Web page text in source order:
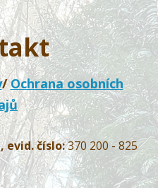
/Ochrana osobních
evid. číslo:370 200 - 825